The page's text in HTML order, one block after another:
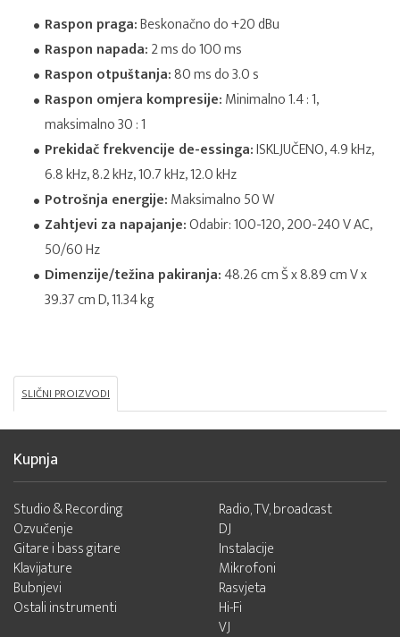
Raspon praga:Beskonačno do +20 dBu
Raspon napada:2 ms do 100 ms
Raspon otpuštanja:80 ms do 3.0 s
Raspon omjera kompresije:Minimalno 1.4 : 1,
maksimalno 30 : 1
Prekidač frekvencije de-essinga:ISKLJUČENO, 4.9 kHz,
6.8 kHz, 8.2 kHz, 10.7 kHz, 12.0 kHz
Potrošnja energije:Maksimalno 50 W
Zahtjevi za napajanje:Odabir: 100-120, 200-240 V AC,
50/60 Hz
Dimenzije/težina pakiranja:48.26 cm Š x 8.89 cm V x
39.37 cm D, 11.34 kg
SLIČNI PROIZVODI
Kupnja
Studio & Recording
Ozvučenje
Gitare i bass gitare
Klavijature
Bubnjevi
Ostali instrumenti
Radio, TV, broadcast
DJ
Instalacije
Mikrofoni
Rasvjeta
Hi-Fi
VJ